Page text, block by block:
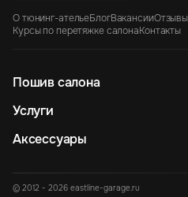
О тюнинг-ательеБлогВакансииОтзывы
Курсы по перетяжке салонаКонтакты
Пошив салона
Услуги
Аксессуары
© 2012 - 2026 eastline-garage.ru